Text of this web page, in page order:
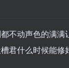
不动声色的满
君什么时候能修